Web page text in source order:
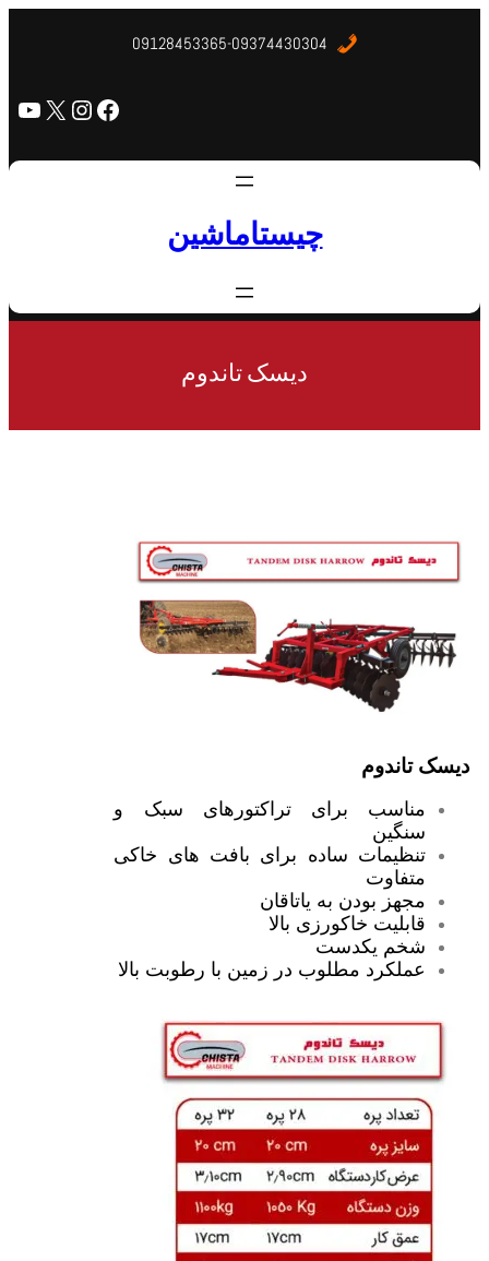
09128453365-09374430304
چیستاماشین
دیسک تاندوم
دیسک تاندوم
مناسب برای تراکتورهای سبک و
سنگین
تنظیمات ساده برای بافت های خاکی
متفاوت
مجهز بودن به یاتاقان
قابلیت خاکورزی بالا
شخم یکدست
عملکرد مطلوب در زمین با رطوبت بالا